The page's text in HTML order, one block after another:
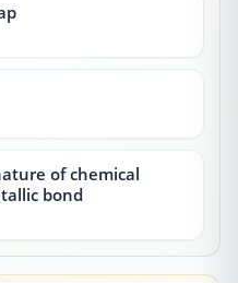
of chemical
bond